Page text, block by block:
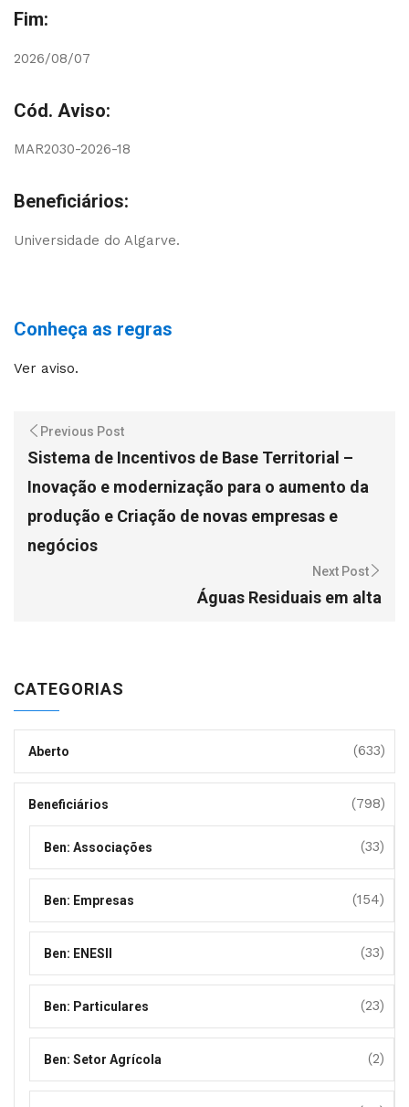
Fim:
2026/08/07
Cód. Aviso:
MAR2030-2026-18
Beneficiários:
Universidade do Algarve.
Conheça as regras
Ver aviso.
Previous Post
Sistema de Incentivos de Base Territorial –
Inovação e modernização para o aumento da
produção e Criação de novas empresas e
negócios
Next Post
Águas Residuais em alta
CATEGORIAS
Aberto (633)
Beneficiários (798)
Ben: Associações (33)
Ben: Empresas (154)
Ben: ENESII (33)
Ben: Particulares (23)
Ben: Setor Agrícola (2)